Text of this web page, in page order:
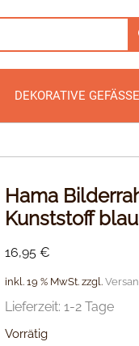
DEKORATIVE GEFÄSSE
Hama
Kunststoff blau
16,95€
inkl. 19 % MwSt. zzgl.
Lieferzeit:1-2 Tage
Vorrätig